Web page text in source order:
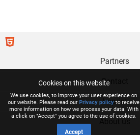
Cookies on this website
We use cookies, to improve your user experience on
our website. Please read our Privacy policy to receive
more information on how we process your data. With
a click on "Accept" you agree to the use of cookies.
Accept
Partners
Contact
Imprint